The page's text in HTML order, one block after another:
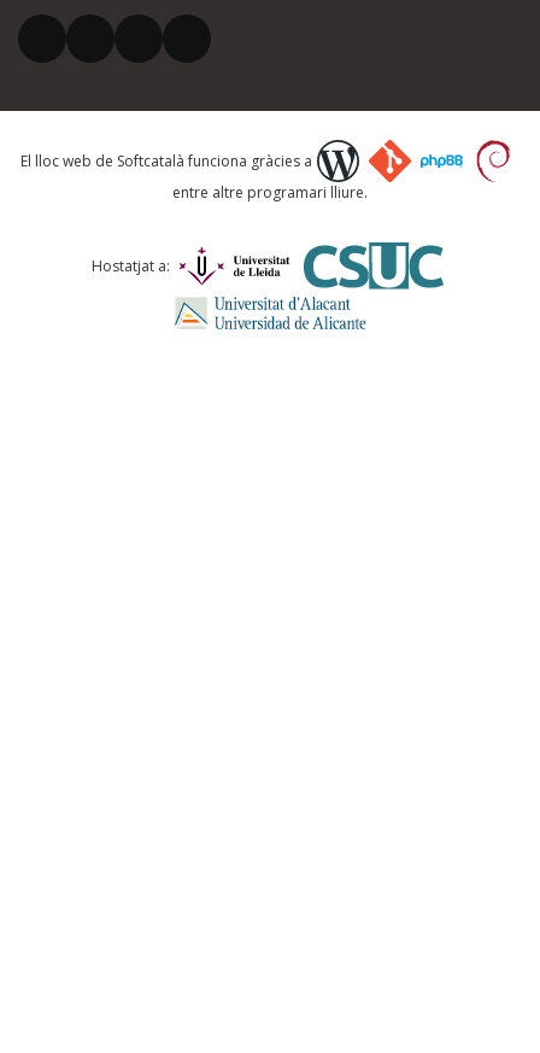
El vostre correu electrònic *
Què proposeu?
Comentari *
El lloc web de Softcatalà funciona gràcies a
entre altre programari lliure.
Hostatjat a: